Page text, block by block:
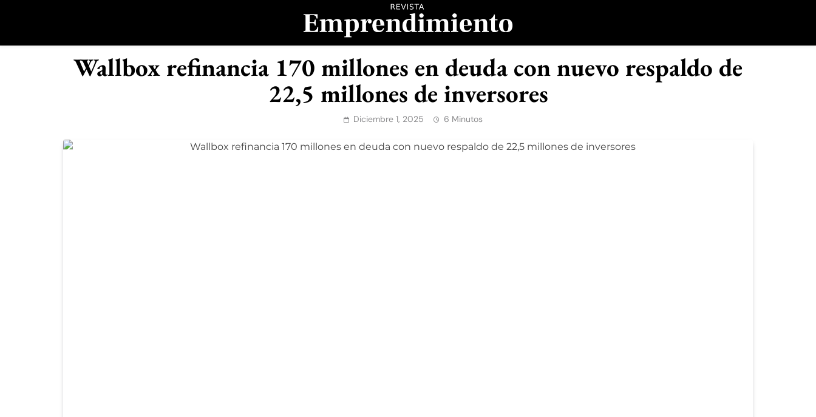
Revista Emprendimiento
Wallbox refinancia 170 millones en deuda con nuevo respaldo de
22,5 millones de inversores
Diciembre 1, 2025 6 Minutos